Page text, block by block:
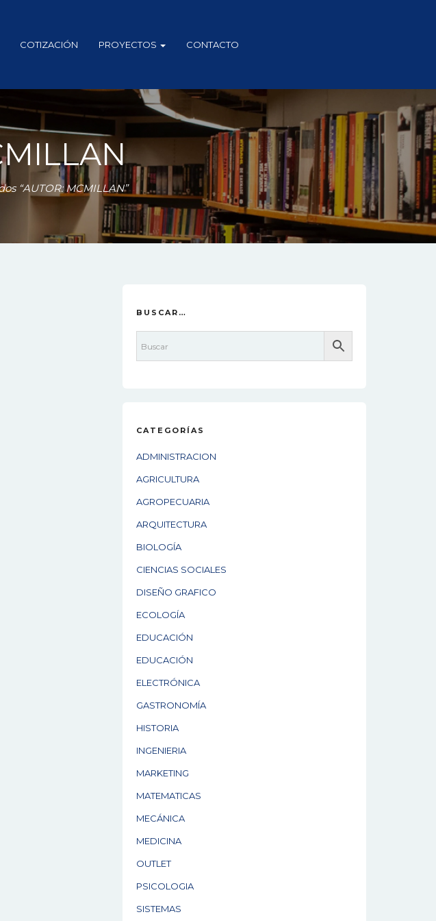
COTIZACIÓN PROYECTOS CONTACTO
“AUTOR: MCMILLAN”
BUSCAR…
CATEGORÍAS
ADMINISTRACION
AGRICULTURA
AGROPECUARIA
ARQUITECTURA
BIOLOGÍA
CIENCIAS SOCIALES
DISEÑO GRAFICO
ECOLOGÍA
EDUCACIÓN
EDUCACIÓN
ELECTRÓNICA
GASTRONOMÍA
HISTORIA
INGENIERIA
MARKETING
MATEMATICAS
MECÁNICA
MEDICINA
OUTLET
PSICOLOGIA
SISTEMAS